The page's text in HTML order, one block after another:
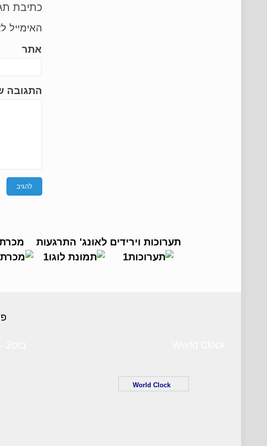
כתיבת
האימייל
אתר
התגובה
תערוכות וירידים לאונג' התרגעות
World Clock